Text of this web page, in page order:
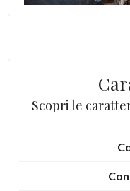
Scopri le
Altre